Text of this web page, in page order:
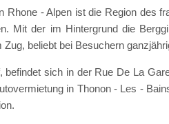
- Alpen ist die Region des
Mit der im Hintergrund die
beliebt bei Besuchern
befindet sich in der Rue De La
in Thonon - Les -